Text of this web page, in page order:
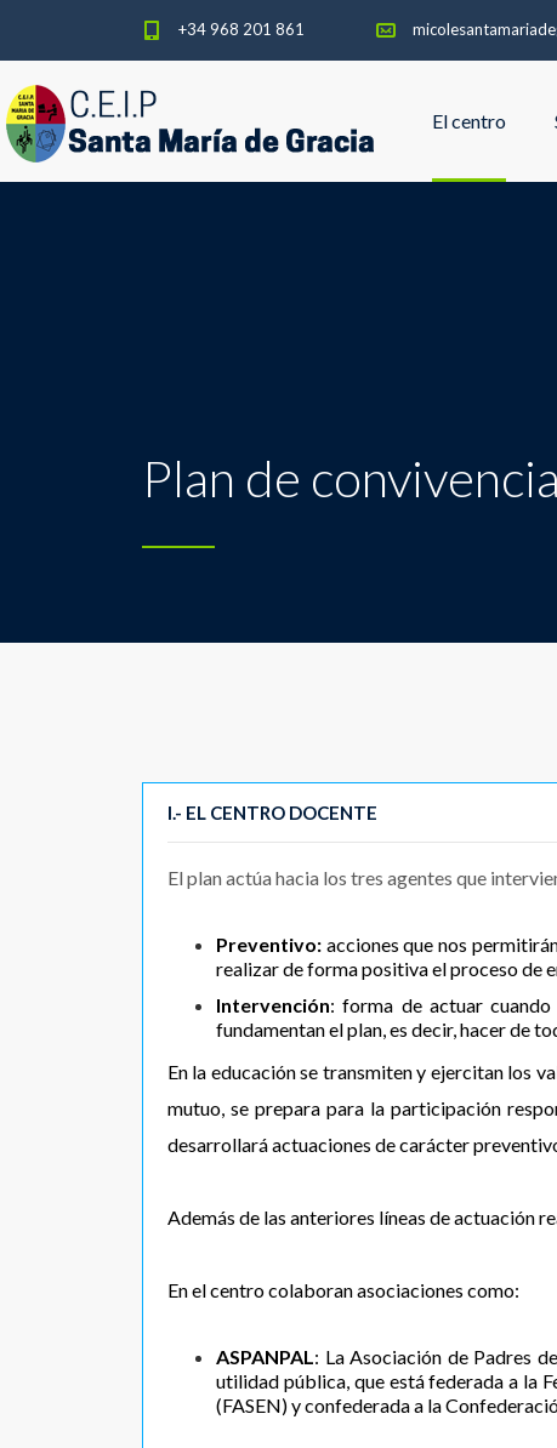
+34 968 201 861
El centro
Plan de
I.- EL CENTRO DOCENTE
El plan actúa hacia los tres agentes que
Preventivo: acciones que nos
realizar de forma positiva el proceso de
Intervención: forma de actuar
fundamentan el plan, es decir, hacer de
En la educación se transmiten y ejercitan los
mutuo, se prepara para la participación
desarrollará actuaciones de carácter
Además de las anteriores líneas de actuación
En el centro colaboran asociaciones como:
ASPANPAL: La Asociación de Padres
utilidad pública, que está federada a la
(FASEN) y confederada a la